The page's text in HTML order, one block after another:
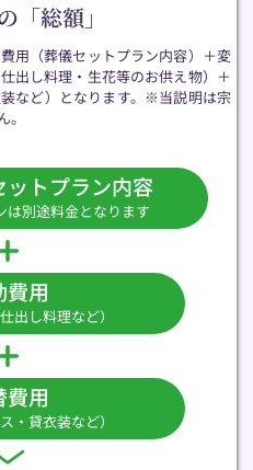
「総額」
用（葬儀セットプラン内容）＋変
出し料理・生花等のお供え物）＋
など）となります。※当説明は宗
トプラン内容
は別途料金となります
費用
出し料理など）
費用
・貸衣装など）